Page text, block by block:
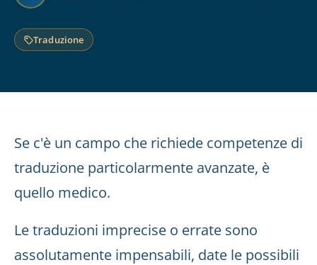
Traduzione
Se c'è un campo che richiede competenze di
traduzione particolarmente avanzate, è
quello medico.
Le traduzioni imprecise o errate sono
assolutamente impensabili, date le possibili